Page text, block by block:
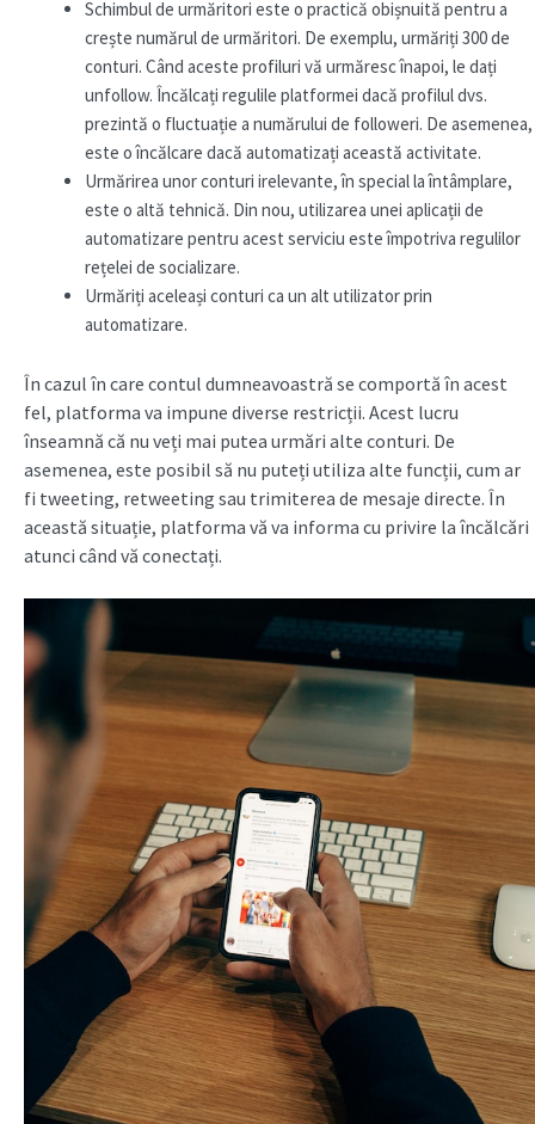
Schimbul de urmăritori este o practică obișnuită pentru a
crește numărul de urmăritori. De exemplu, urmăriți 300 de
conturi. Când aceste profiluri vă urmăresc înapoi, le dați
unfollow. Încălcați regulile platformei dacă profilul dvs.
prezintă o fluctuație a numărului de followeri. De asemenea,
este o încălcare dacă automatizați această activitate.
Urmărirea unor conturi irelevante, în special la întâmplare,
este o altă tehnică. Din nou, utilizarea unei aplicații de
automatizare pentru acest serviciu este împotriva regulilor
rețelei de socializare.
Urmăriți aceleași conturi ca un alt utilizator prin
automatizare.
În cazul în care contul dumneavoastră se comportă în acest
fel, platforma va impune diverse restricții. Acest lucru
înseamnă că nu veți mai putea urmări alte conturi. De
asemenea, este posibil să nu puteți utiliza alte funcții, cum ar
fi tweeting, retweeting sau trimiterea de mesaje directe. În
această situație, platforma vă va informa cu privire la încălcări
atunci când vă conectați.